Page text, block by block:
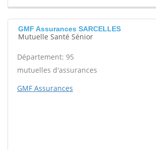
GMF Assurances SARCELLES
Mutuelle Santé Sénior
Département: 95
mutuelles d'assurances
GMF Assurances